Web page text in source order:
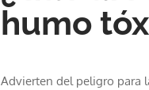
humo
Advierten del peligro para